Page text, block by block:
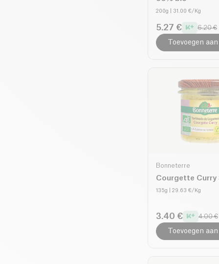
200g | 31.00 €/Kg
5.27 € 6.20 €
Toevoegen
Bonneterre
Courgette Curry
135g | 29.63 €/Kg
3.40 € 4.00 €
Toevoegen